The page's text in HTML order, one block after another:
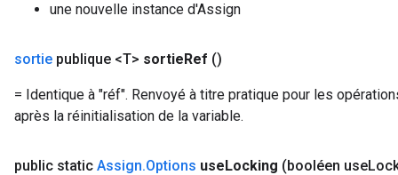
une nouvelle instance d'Assign
sortie publique <T> sortieRef ()
= Identique à "réf". Renvoyé à titre pratique pour les
après la réinitialisation de la variable.
public static Assign.Options useLocking (booléen use